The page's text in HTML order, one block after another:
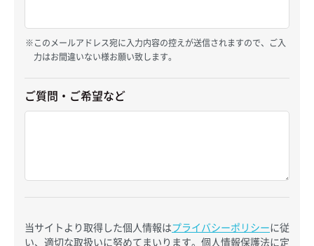
このメールアドレス宛に入力内容の控えが送信されますので、ご入
力はお間違いない様お願い致します。
ご質問・ご希望など
当サイトより取得した個人情報はプライバシーポリシーに従
い、適切な取扱いに努めてまいります。個人情報保護法に定